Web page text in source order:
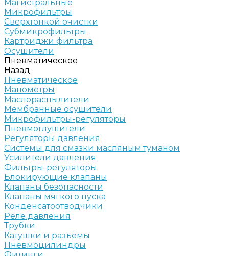
Магистральные
Микрофильтры
Сверхтонкой очистки
Субмикрофильтры
Картриджи фильтра
Осушители
Пневматическое
Назад
Пневматическое
Манометры
Маслораспылители
Мембранные осушители
Микрофильтры-регуляторы
Пневмоглушители
Регуляторы давления
Системы для смазки масляным туманом
Усилители давления
Фильтры-регуляторы
Блокирующие клапаны
Клапаны безопасности
Клапаны мягкого пуска
Конденсатоотводчики
Реле давления
Трубки
Катушки и разъёмы
Пневмоцилиндры